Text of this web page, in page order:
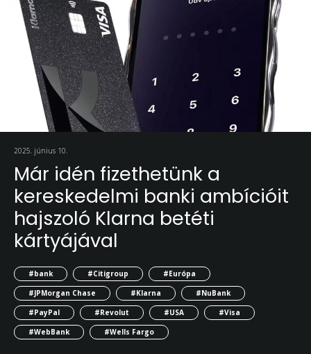
2025. június 10.
Már idén fizethetünk a
kereskedelmi banki ambícióit
hajszoló Klarna betéti
kártyájával
#bank #Citigroup
#Európa
#JPMorgan Chase
#Klarna
#NuBank
#PayPal
#Revolut #USA
#Visa
#WebBank
#Wells Fargo